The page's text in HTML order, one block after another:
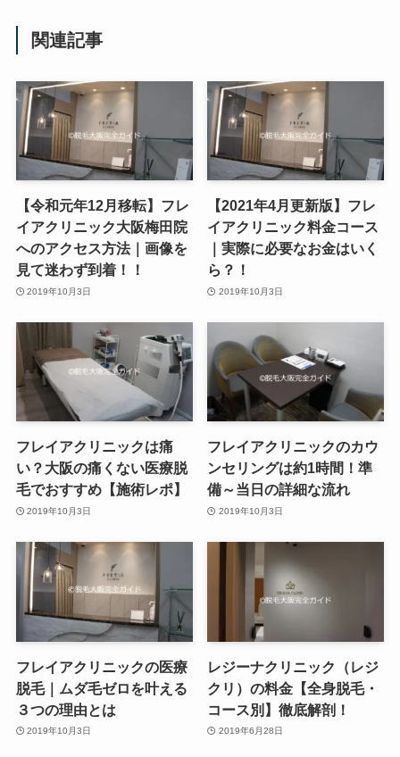
関連記事
【令和元年12月移転】フレ
イアクリニック大阪梅田院
へのアクセス方法｜画像を
見て迷わず到着！！
2019年10月3日
【2021年4月更新版】フレ
イアクリニック料金コース
｜実際に必要なお金はいく
ら？！
2019年10月3日
フレイアクリニックは痛
い？大阪の痛くない医療脱
毛でおすすめ【施術レポ】
2019年10月3日
フレイアクリニックのカウ
ンセリングは約1時間！準
備～当日の詳細な流れ
2019年10月3日
フレイアクリニックの医療
脱毛｜ムダ毛ゼロを叶える
３つの理由とは
2019年10月3日
レジーナクリニック（レジ
クリ）の料金【全身脱毛・
コース別】徹底解剖！
2019年6月28日